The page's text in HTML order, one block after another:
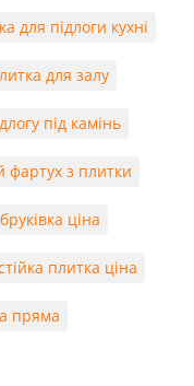
для підлоги кухні
для залу
під камінь
фартух з плитки
ціна
плитка ціна
пряма